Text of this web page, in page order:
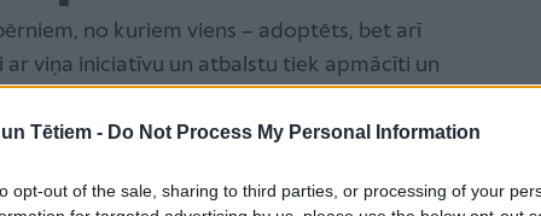
Tētiem - Do Not Process My Personal Information
opt-out of the sale, sharing to third parties, or processing of your
no kuriem viens – adoptēts, bet arī
ar viņa iniciatīvu un atbalstu tiek apmācīti un
kā arī speciālisti un brīvprātīgie. Mūsu
ka tieši atbalsts un apmācība ir procesa
bāriņtiesā vēlāk būs tas, kas risinās ar adoptēto
Tiesa, bez tā nekādi, lai šo ceļu vispār uzsāktu.